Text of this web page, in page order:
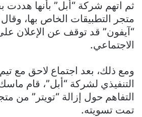
ثم اتهم شركة “أبل” بأنها هددت
متجر التطبيقات الخاص بها،
“آيفون” قد توقف عن الإعلان
الاجتماعي.
ومع ذلك، بعد اجتماع لاحق مع
التنفيذي لشركة “أبل”، قام
التفاهم حول إزالة “تويتر” من
تمت تسويته.